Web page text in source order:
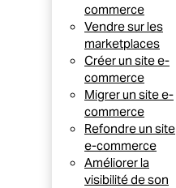
commerce
Vendre sur les
marketplaces
Créer un site e-
commerce
Migrer un site e-
commerce
Refondre un site
e-commerce
Améliorer la
visibilité de son